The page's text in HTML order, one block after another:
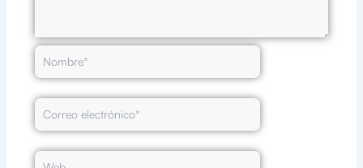
Nombre*
Correo
electrónico*
Web